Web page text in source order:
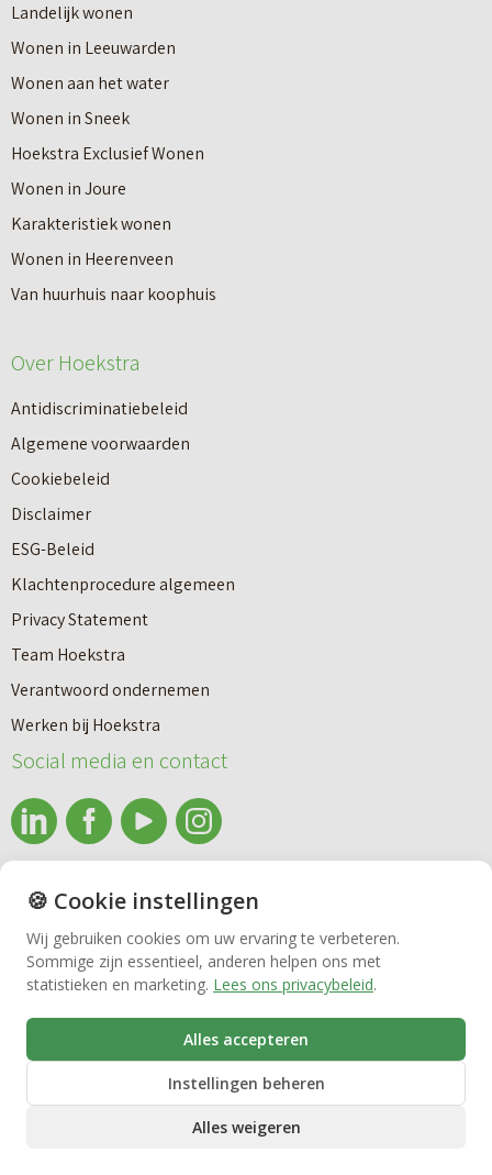
Nieuwbouw
Huren
Bedrijfsmakelaardij
Vastgoedbeheer
VvE beheer
Zorgwoningen
r
I
n
8
s
t
a
p
p
n
n
a
a
r
e
e
n
n
i
e
u
o
w
o
v
e
r
V
a
n
n
e
u
Landelijk wonen
Wonen in Leeuwarden
Wonen aan het water
Wonen in Sneek
Hoekstra Exclusief Wonen
Wonen in Joure
Karakteristiek wonen
Wonen in Heerenveen
Van huurhuis naar koophuis
Over Hoekstra
Antidiscriminatiebeleid
Algemene voorwaarden
Cookiebeleid
Disclaimer
ESG-Beleid
Klachtenprocedure algemeen
Privacy Statement
Team Hoekstra
Verantwoord ondernemen
Werken bij Hoekstra
Social media en contact
info@makelaardijhoekstra.nl
Alle contactgegevens
Bekijk de laatste nieuwsbrief van Makelaardij Hoekstra
Inschrijven nieuwsbrief Makelaardij Hoekstra
🍪 Cookie instellingen
Wij gebruiken cookies om uw ervaring te verbeteren.
Sommige zijn essentieel, anderen helpen ons met
statistieken en marketing. Lees ons privacybeleid.
Alles accepteren
Instellingen beheren
Alles weigeren